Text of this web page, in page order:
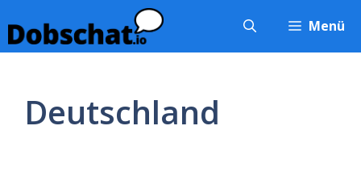
Inhalt
springen
Menü
Deutschland